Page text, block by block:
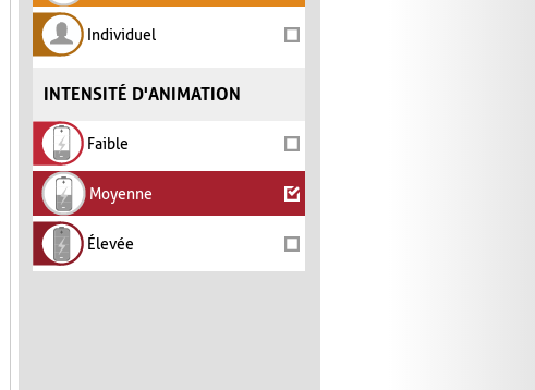
Individuel
INTENSITÉ D'ANIMATION
Faible
Moyenne
Élevée